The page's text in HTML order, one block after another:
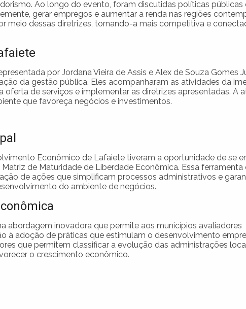
Ao longo do evento, foram discutidas políticas públicas
gerar empregos e aumentar a renda nas regiões
meio dessas diretrizes, tornando-a mais competitiva e
por Jordana Vieira de Assis e Alex de Souza Gomes
da gestão pública. Eles acompanharam as atividades da
de serviços e implementar as diretrizes apresentadas. A
que favoreça negócios e investimentos.
Econômico de Lafaiete tiveram a oportunidade de se
de Maturidade de Liberdade Econômica. Essa ferramenta
de ações que simplificam processos administrativos e
do ambiente de negócios.
abordagem inovadora que permite aos municípios avaliadores
à adoção de práticas que estimulam o desenvolvimento
que permitem classificar a evolução das administrações
o crescimento econômico.